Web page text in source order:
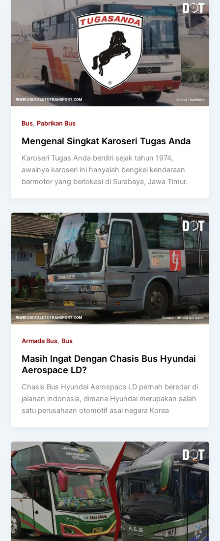
Bus, Pabrikan Bus
Mengenal Singkat Karoseri Tugas Anda
Karoseri Tugas Anda berdiri sejak tahun 1974,
awalnya karoseri ini hanyalah bengkel kendaraan
bermotor yang berlokasi di Surabaya, Jawa Timur.
Armada Bus, Bus
Masih Ingat Dengan Chasis Bus Hyundai
Aerospace LD?
Chasis Bus Hyundai Aerospace LD pernah beredar di
jalanan indonesia, dimana Hyundai merupakan salah
satu perusahaan otomotif asal negara Korea